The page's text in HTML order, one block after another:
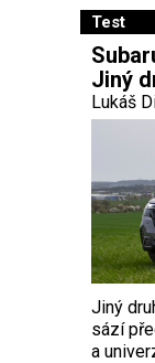
Test
Jiný
Lukáš
Jiný
sází
a